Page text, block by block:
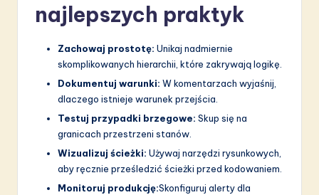
najlepszych praktyk
Zachowaj prostotę: Unikaj nadmiernie
skomplikowanych hierarchii, które zakrywają logikę.
Dokumentuj warunki: W komentarzach wyjaśnij,
dlaczego istnieje warunek przejścia.
Testuj przypadki brzegowe: Skup się na
granicach przestrzeni stanów.
Wizualizuj ścieżki: Używaj narzędzi rysunkowych,
aby ręcznie prześledzić ścieżki przed kodowaniem.
Monitoruj produkcję:Skonfiguruj alerty dla